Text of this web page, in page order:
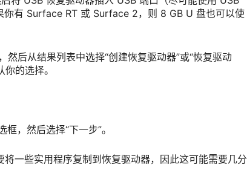
你有 Surface RT 或 Surface 2，则 8 GB U 盘也可以使
然后从结果列表中选择“创建恢复驱动器”或“恢复驱动
的选择。
，然后选择“下一步”。
将一些实用程序复制到恢复驱动器，因此这可能需要几分